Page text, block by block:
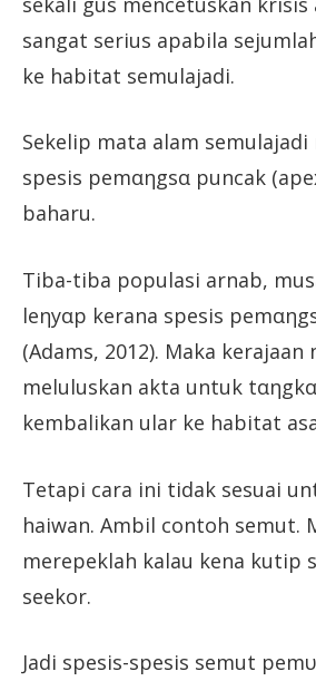
sangat serius apabila
ke habitat semulajadi.
Sekelip mata alam
spesis pemαηgsα puncak
baharu.
Tiba-tiba populasi arnab,
leηyαp kerana spesis
(Adams, 2012). Maka
meluluskan akta untuk
kembalikan ular ke habitat
Tetapi cara ini tidak sesuai
haiwan. Ambil contoh semut.
merepeklah kalau kena kutip
seekor.
Jadi spesis-spesis semut